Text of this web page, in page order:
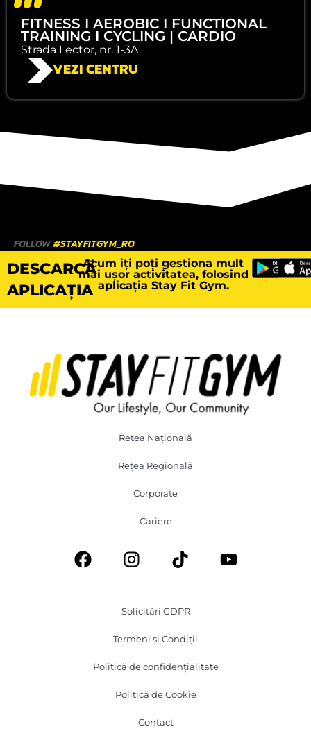
FITNESS I AEROBIC I FUNCTIONAL
TRAINING I CYCLING | CARDIO
Strada Lector, nr. 1-3A
VEZI CENTRU
FOLLOW #STAYFITGYM_RO
DESCARCĂ
APLICAȚIA
Acum iți poți gestiona mult
mai ușor activitatea, folosind
aplicația Stay Fit Gym.
Rețea Națională
Rețea Regională
Corporate
Cariere
Solicitări GDPR
Termeni și Condiții
Politică de confidențialitate
Politică de Cookie
Contact